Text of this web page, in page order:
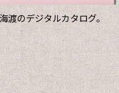
渡のデジタルカタログ。